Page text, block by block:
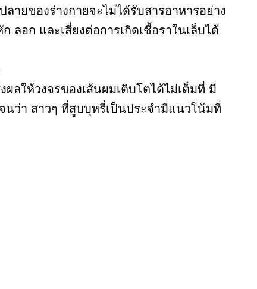
ายของร่างกายจะไม่ได้รับสารอาหารอย่าง
ลอก และเสี่ยงต่อการเกิดเชื้อราในเล็บได้
ลให้วงจรของเส้นผมเติบโตได้ไม่เต็มที่ มี
นว่า สาวๆ ที่สูบบุหรี่เป็นประจำมีแนวโน้มที่